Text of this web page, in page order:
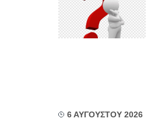
6 ΑΥΓΟΥΣΤΟΥ 2026